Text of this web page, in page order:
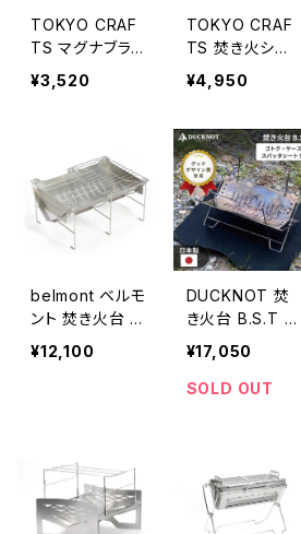
TOKYO CRAF
TS マグナブラス
ター
¥3,520
TOKYO CRAF
TS 焚き火シー
ト
¥4,950
belmont ベルモ
ント 焚き火台 T
ABI (グリルエク
ステンション付
¥12,100
DUCKNOT 焚
き火台 B.S.T ス
パッタシートSE
¥17,050
SOLD OUT